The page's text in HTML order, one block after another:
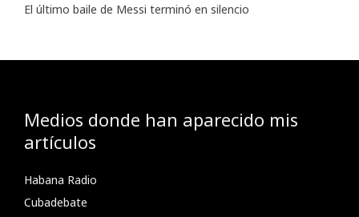
El último baile de Messi terminó en silencio
Medios donde han aparecido mis
artículos
Habana Radio
Cubadebate